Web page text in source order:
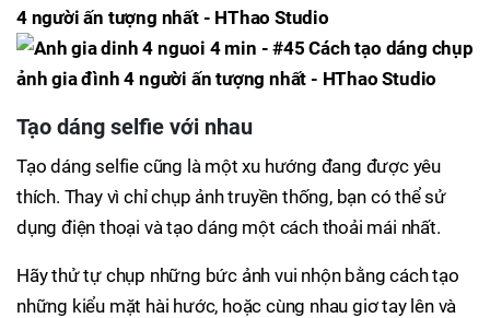
Tạo dáng selfie với nhau
Tạo dáng selfie cũng là một xu hướng đang được yêu
thích. Thay vì chỉ chụp ảnh truyền thống, bạn có thể sử
dụng điện thoại và tạo dáng một cách thoải mái nhất.
Hãy thử tự chụp những bức ảnh vui nhộn bằng cách tạo
những kiểu mặt hài hước, hoặc cùng nhau giơ tay lên và